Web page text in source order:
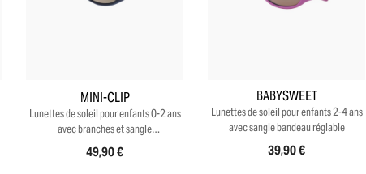
MINI-CLIP
Lunettes de soleil pour enfants 0-2 ans
avec branches et sangle
interchangeable
49,90 €
BABYSWEET
Lunettes de soleil pour enfants 2-4 ans
avec sangle bandeau réglable
39,90 €